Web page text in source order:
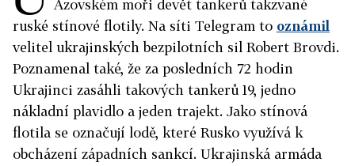
Azovském moři devět tankerů takzvané
ruské stínové flotily. Na síti Telegram to oznámil
velitel ukrajinských bezpilotních sil Robert Brovdi.
Poznamenal také, že za posledních 72 hodin
Ukrajinci zasáhli takových tankerů 19, jedno
nákladní plavidlo a jeden trajekt. Jako stínová
flotila se označují lodě, které Rusko využívá k
obcházení západních sankcí. Ukrajinská armáda